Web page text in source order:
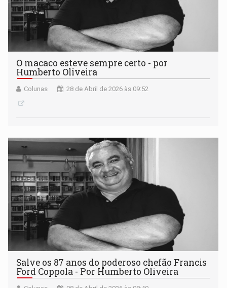
O macaco esteve sempre certo - por
Humberto Oliveira
Colunas 28 de Abril de 2026 às 09:52
Salve os 87 anos do poderoso chefão Francis
Ford Coppola - Por Humberto Oliveira